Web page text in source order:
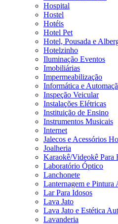
Hospital
Hostel
Hotéis
Hotel Pet
Hotel, Pousada e
Hotelzinho
Iluminação Eventos
Imobiliárias
Impermeabilização
Informática e
Inspeção Veicular
Instalações Elétricas
Instituição de Ensino
Instrumentos Musicais
Internet
Jalecos e Acessórios
Joalheria
Karaokê/Videokê Para
Laboratório Óptico
Lanchonete
Lanternagem e Pintura
Lar Para Idosos
Lava Jato
Lava Jato e Estética
Lavanderia